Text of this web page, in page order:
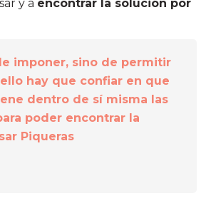
y a encontrar la solución por
imponer, sino de permitir
hay que confiar en que
dentro de sí misma las
poder encontrar la
Piqueras